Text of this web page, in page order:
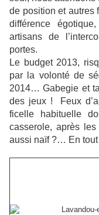
de position et autres
différence
artisans de
portes.
Le budget 2013,
par la volonté de
2014… Gabegie et
des jeux ! Feux
ficelle habituelle
casserole, après les
aussi naïf ?… En tout